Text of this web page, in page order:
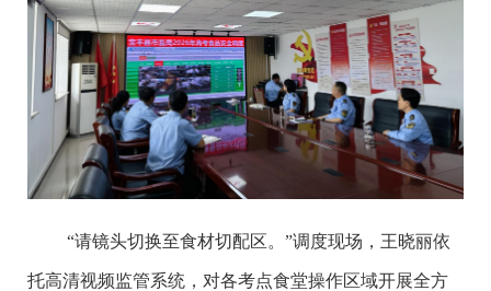
“请镜头切换至食材切配区。”调度现场，王晓丽依
托高清视频监管系统，对各考点食堂操作区域开展全方